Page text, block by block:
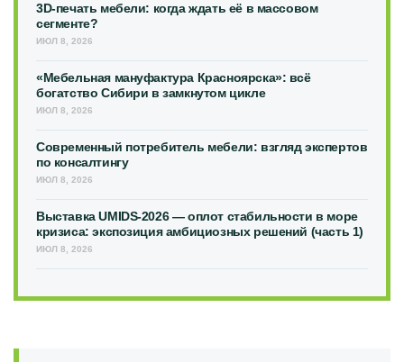
3D-печать мебели: когда ждать её в массовом
сегменте?
ИЮЛ 8, 2026
«Мебельная мануфактура Красноярска»: всё
богатство Сибири в замкнутом цикле
ИЮЛ 8, 2026
Современный потребитель мебели: взгляд экспертов
по консалтингу
ИЮЛ 8, 2026
Выставка UMIDS-2026 — оплот стабильности в море
кризиса: экспозиция амбициозных решений (часть 1)
ИЮЛ 8, 2026